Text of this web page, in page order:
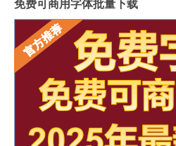
免费可商用字体批量下载